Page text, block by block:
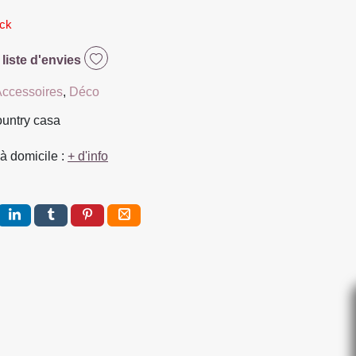
d'envies
, Déco
casa
domicile : + d'info